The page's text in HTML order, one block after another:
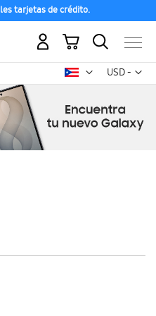
tarjetas de crédito.
USD -
dólar
Mi carrito